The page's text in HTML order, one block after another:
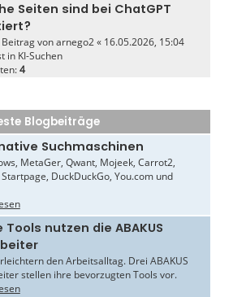
Seiten sind bei ChatGPT
vonarnego2« 16.05.2026, 15:04
in KI-Suchen
4
Blogbeiträge
Suchmaschinen
MetaGer, Qwant, Mojeek, Carrot2,
Startpage, DuckDuckGo, You.com und
Tools nutzen die ABAKUS
den Arbeitsalltag. Drei ABAKUS
stellen ihre bevorzugten Tools vor.